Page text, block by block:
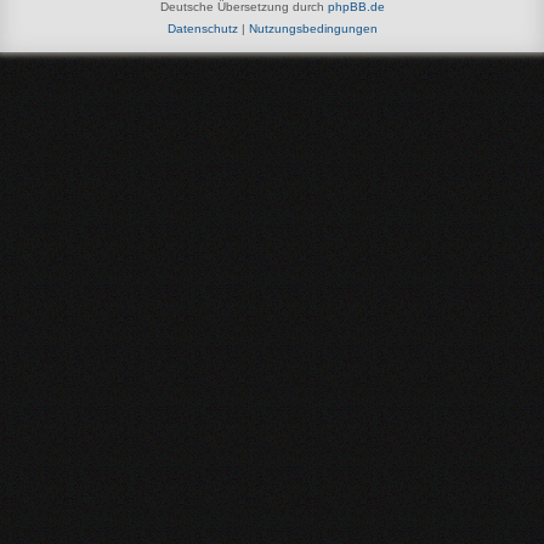
Deutsche Übersetzung durch phpBB.de
Datenschutz| Nutzungsbedingungen